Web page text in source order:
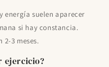
energía suelen aparecer
si hay constancia.
2-3 meses.
ejercicio?